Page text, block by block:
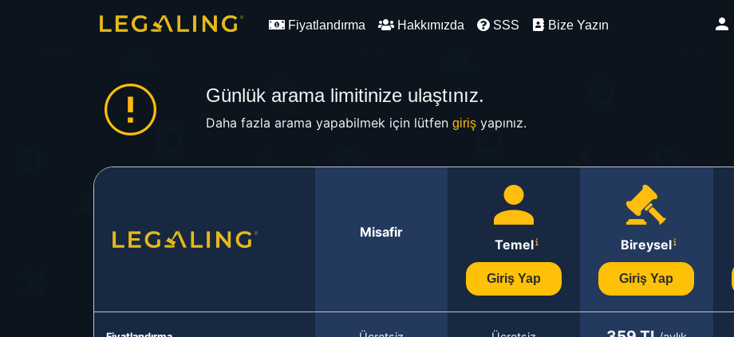
Fiyatlandırma Hakkımızda SSS Bize Yazın
Günlük arama limitinize ulaştınız.
Daha fazla arama yapabilmek için lütfen girişyapınız.
Misafir
Temel
Giriş Yap
Bireysel
Giriş Yap